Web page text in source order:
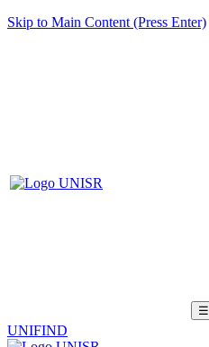
Skip to Main Content (Press Enter)
☰
UNIFIND